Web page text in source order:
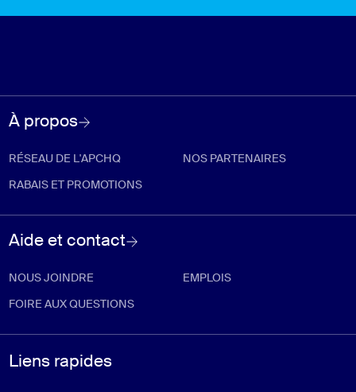
À propos
RÉSEAU DE L'APCHQ NOS PARTENAIRES
RABAIS ET PROMOTIONS
Aide et contact
NOUS JOINDRE EMPLOIS
FOIRE AUX QUESTIONS
Liens rapides